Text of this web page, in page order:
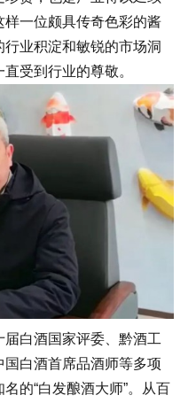
一位颇具传奇色彩的酱
业积淀和敏锐的市场洞
受到行业的尊敬。
白酒国家评委、黔酒工
白酒首席品酒师等多项
的“白发酿酒大师”。从百